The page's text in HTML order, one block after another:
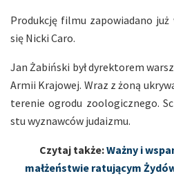
Produkcję filmu zapowiadano już
się Nicki Caro.
Jan Żabiński był dyrektorem
Armii Krajowej. Wraz z żoną
terenie ogrodu zoologicznego.
stu wyznawców judaizmu.
Czytaj także:Ważny i
małżeństwie ratującym